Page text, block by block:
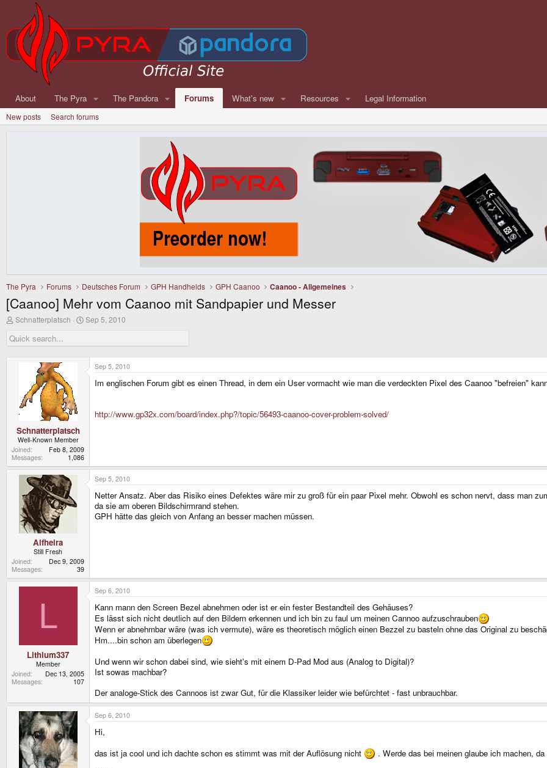
About The Pyra The Pandora Forums What's new Resources Legal Information
New posts Search forums
The Pyra Forums Deutsches Forum GPH Handhelds GPH Caanoo Caanoo - Allgemeines
[Caanoo] Mehr vom Caanoo mit Sandpapier und Messer
T
r
e
r
Schnatterplatsch
S
r
a
Sep 5, 2010
Schnatterplatsch
Well-Known Member
Joined
Feb 8, 2009
Messages
1,086
Sep 5, 2010
Im englischen Forum gibt es einen Thread, in dem ein User vormacht wie man die verdeckten Pixel des Caanoo "befreien"
http://www.gp32x.com/board/index.php?/topic/56493-caanoo-cover-problem-solved/
Alfheira
Still Fresh
Joined
Dec 9, 2009
Messages
39
Sep 5, 2010
Netter Ansatz. Aber das Risiko eines Defektes wäre mir zu groß für ein paar Pixel mehr. Obwohl es schon nervt, dass man
da sie am oberen Bildschirmrand stehen.
GPH hätte das gleich von Anfang an besser machen müssen.
L
Lithium337
Member
Joined
Dec 13, 2005
Messages
107
Sep 6, 2010
Kann mann den Screen Bezel abnehmen oder ist er ein fester Bestandteil des Gehäuses?
Es lässt sich nicht deutlich auf den Bildern erkennen und ich bin zu faul um meinen Cannoo aufzuschrauben
Wenn er abnehmbar wäre (was ich vermute), wäre es theoretisch möglich einen Bezzel zu basteln ohne das Original zu
Hm....bin schon am überlegen
Und wenn wir schon dabei sind, wie sieht's mit einem D-Pad Mod aus (Analog to Digital)?
Ist sowas machbar?
Der analoge-Stick des Cannoos ist zwar Gut, für die Klassiker leider wie befürchtet - fast unbrauchbar.
Sep 6, 2010
Hi,
das ist ja cool und ich dachte schon es stimmt was mit der Auflösung nicht
. Werde das bei meinen glaube ich machen,